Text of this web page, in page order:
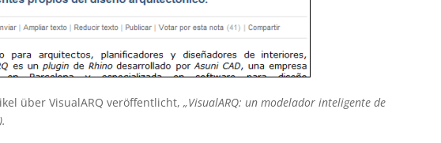
über VisualARQ veröffentlicht,„VisualARQ: un modelador inteligente de